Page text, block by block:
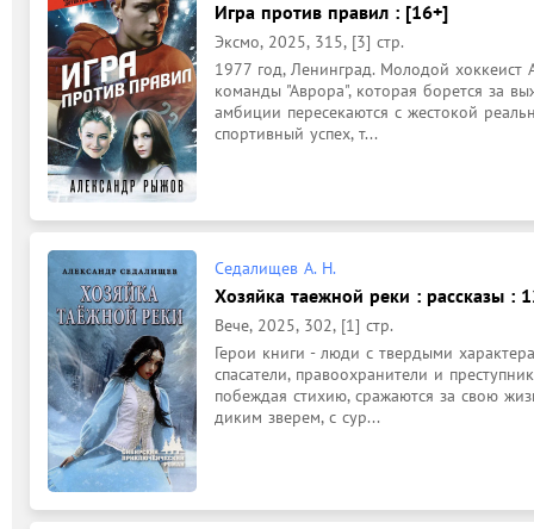
Игра против правил : [16+]
Эксмо, 2025, 315, [3] стр.
1977 год, Ленинград. Молодой хоккеист
команды "Аврора", которая борется за
амбиции пересекаются с жестокой
спортивный успех, т...
Седалищев А. Н.
Хозяйка таежной реки : рассказы :
Вече, 2025, 302, [1] стр.
Герои книги - люди с твердыми
спасатели, правоохранители и
побеждая стихию, сражаются за свою
диким зверем, с сур...